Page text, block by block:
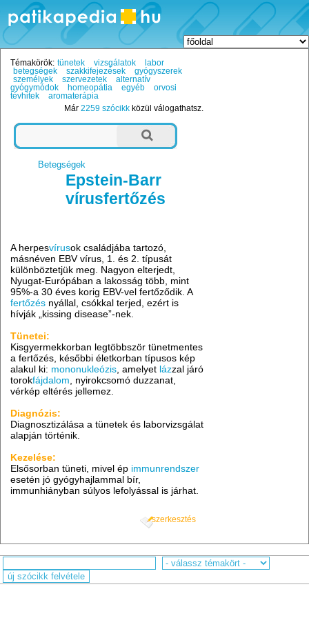
Témakörök: tünetek vizsgálatok
labor
betegségek
szakkifejezések
gyógyszerek
személyek
szervezetek
alternatív
gyógymódok
homeopátia egyéb
orvosi
tévhitek
aromaterápia
Már2259 szócikk közül válogathatsz.
Betegségek
Epstein-Barr
vírusfertőzés
A herpesvírusok családjába tartozó,
másnéven EBV vírus, 1. és 2. típusát
különböztetjük meg. Nagyon elterjedt,
Nyugat-Európában a lakosság több, mint
95%-a 30 éves korig EBV-vel fertőződik. A
fertőzés nyállal, csókkal terjed, ezért is
hívják „kissing disease”-nek.
Tünetei:
Kisgyermekkorban legtöbbször tünetmentes
a fertőzés, későbbi életkorban típusos kép
alakul ki: mononukleózis , amelyet lázzal járó
torokfájdalom , nyirokcsomó duzzanat,
vérkép eltérés jellemez.
Diagnózis:
Diagnosztizálása a tünetek és laborvizsgálat
alapján történik.
Kezelése:
Elsősorban tüneti, mivel ép immunrendszer
esetén jó gyógyhajlammal bír,
immunhiányban súlyos lefolyással is járhat.
szerkesztés